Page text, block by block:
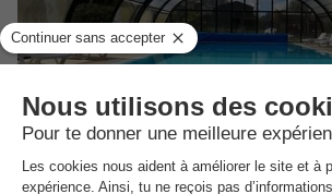
Camping Les Rulières
Pays De La Loire,Saint Valerien Carte
8.3 Excellent